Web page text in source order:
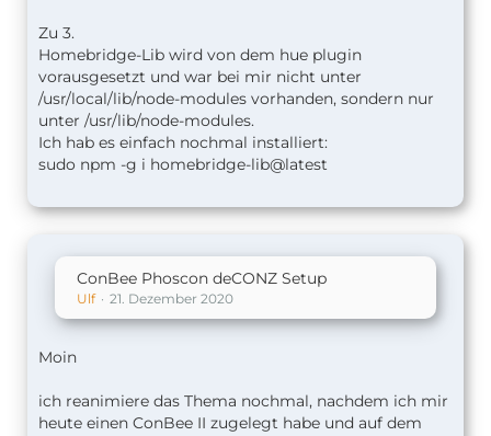
Zu 3.
Homebridge-Lib wird von dem hue plugin
vorausgesetzt und war bei mir nicht unter
/usr/local/lib/node-modules vorhanden, sondern nur
unter /usr/lib/node-modules.
Ich hab es einfach nochmal installiert:
sudo npm -g i homebridge-lib@latest
ConBee Phoscon deCONZ Setup
Ulf 21. Dezember 2020
Moin
ich reanimiere das Thema nochmal, nachdem ich mir
heute einen ConBee II zugelegt habe und auf dem